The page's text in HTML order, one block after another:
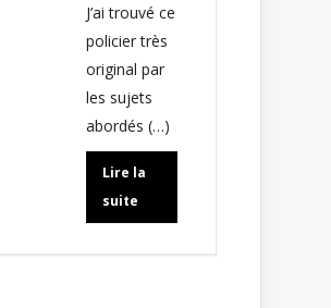
J’ai trouvé ce
policier très
original par
les sujets
abordés (…)
Lire la
suite